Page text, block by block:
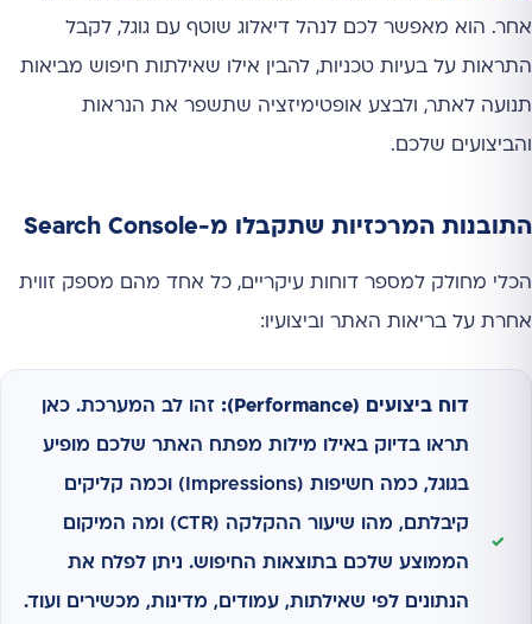
אחר. הוא מאפשר לכם לנהל דיאלוג שוטף עם גוגל, לקבל
התראות על בעיות טכניות, להבין אילו שאילתות חיפוש מביאות
תנועה לאתר, ולבצע אופטימיזציה שתשפר את הנראות
והביצועים שלכם.
התובנות המרכזיות שתקבלו מ-Search Console
הכלי מחולק למספר דוחות עיקריים, כל אחד מהם מספק זווית
אחרת על בריאות האתר וביצועיו:
דוח ביצועים (Performance): זהו לב המערכת. כאן
תראו בדיוק באילו מילות מפתח האתר שלכם מופיע
בגוגל, כמה חשיפות (Impressions) וכמה קליקים
קיבלתם, מהו שיעור ההקלקה (CTR) ומה המיקום
הממוצע שלכם בתוצאות החיפוש. ניתן לפלח את
הנתונים לפי שאילתות, עמודים, מדינות, מכשירים ועוד.